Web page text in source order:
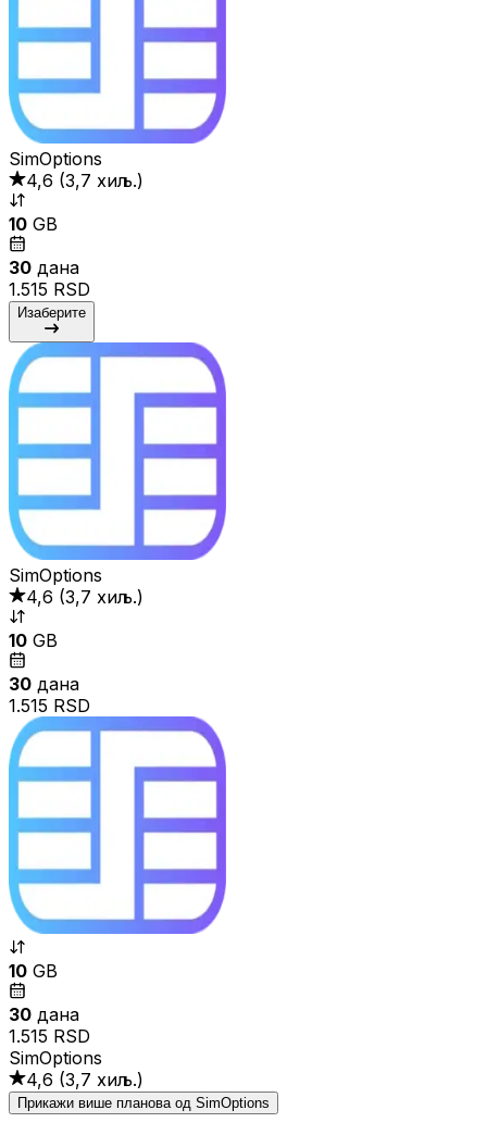
SimOptions
4,6 (3,7 хиљ.)
10 GB
30 дана
1.515 RSD
Изаберите
SimOptions
4,6 (3,7 хиљ.)
10 GB
30 дана
1.515 RSD
10 GB
30 дана
1.515 RSD
SimOptions
4,6 (3,7 хиљ.)
Прикажи више планова од SimOptions